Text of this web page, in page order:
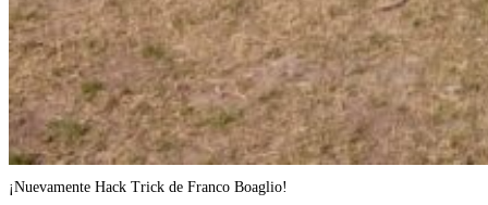
¡Nuevamente Hack Trick de Franco Boaglio!